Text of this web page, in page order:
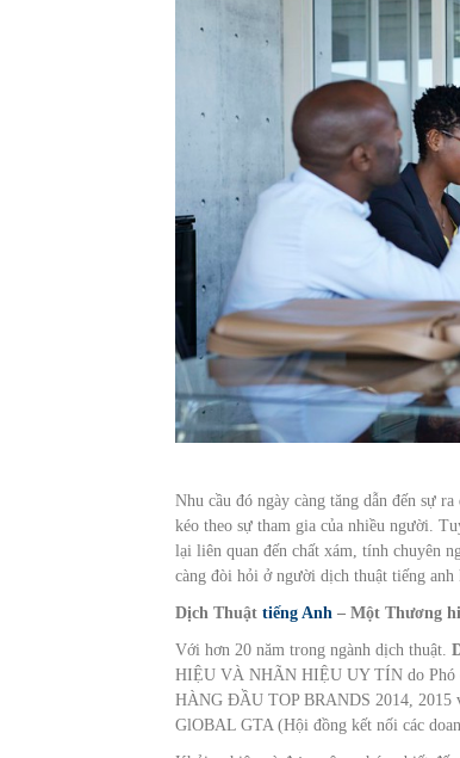
Nhu cầu đó ngày càng tăng dẫn đến sự
kéo theo sự tham gia của nhiều người.
lại liên quan đến chất xám, tính chuyên
càng đòi hỏi ở người dịch thuật tiếng anh
Dịch Thuật tiếng Anh – Một Thương
Với hơn 20 năm trong ngành dịch thuật.
HIỆU VÀ NHÃN HIỆU UY TÍN do Phó
HÀNG ĐẦU TOP BRANDS 2014, 2015
GlOBAL GTA (Hội đồng kết nối các